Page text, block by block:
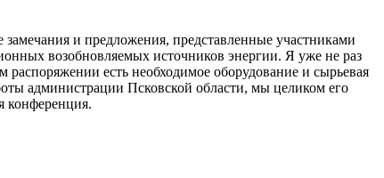
и предложения, представленные участниками
возобновляемых источников энергии. Я уже не раз
есть необходимое оборудование и сырьевая
администрации Псковской области, мы целиком его
конференция.